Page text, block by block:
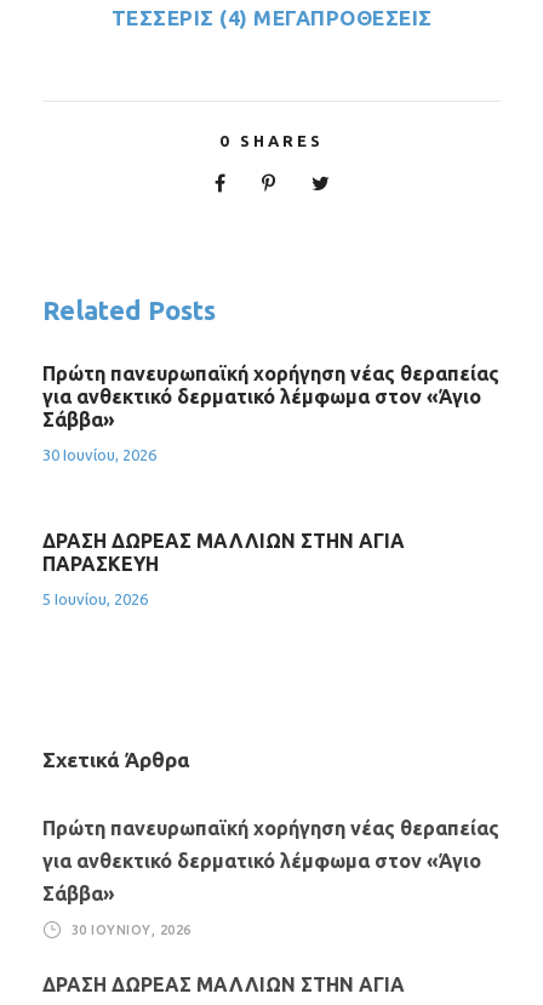
TEΣΣΕΡΙΣ (4) ΜΕΓΑΠΡΟΘΕΣΕΙΣ
0 SHARES
Related Posts
Πρώτη πανευρωπαϊκή χορήγηση νέας θεραπείας
για ανθεκτικό δερματικό λέμφωμα στον «Άγιο
Σάββα»
30 Ιουνίου, 2026
ΔΡΑΣΗ ΔΩΡΕΑΣ ΜΑΛΛΙΩΝ ΣΤΗΝ ΑΓΙΑ
ΠΑΡΑΣΚΕΥΗ
5 Ιουνίου, 2026
Σχετικά Άρθρα
Πρώτη πανευρωπαϊκή χορήγηση νέας θεραπείας
για ανθεκτικό δερματικό λέμφωμα στον «Άγιο
Σάββα»
30 ΙΟΥΝΊΟΥ, 2026
ΔΡΑΣΗ ΔΩΡΕΑΣ ΜΑΛΛΙΩΝ ΣΤΗΝ ΑΓΙΑ